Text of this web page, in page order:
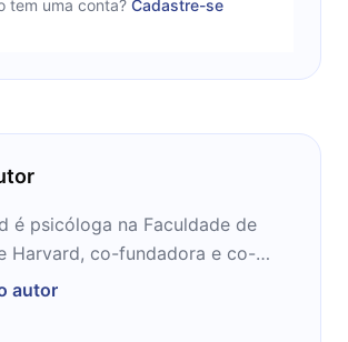
tem uma conta? Cadastre-se
é psicóloga na Faculdade de
Harvard, co-fundadora e co-
of Coaching no Hospital
autor